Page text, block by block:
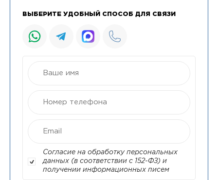
ВЫБЕРИТЕ УДОБНЫЙ СПОСОБ ДЛЯ СВЯЗИ
Согласие на обработку персональных
данных (в соответствии с 152-ФЗ) и
получении информационных писем